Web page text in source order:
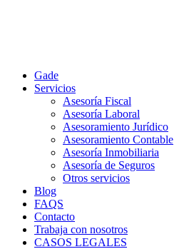
Gade
Servicios
Asesoría Fiscal
Asesoría Laboral
Asesoramiento Jurídico
Asesoramiento Contable
Asesoría Inmobiliaria
Asesoría de Seguros
Otros servicios
Blog
FAQS
Contacto
Trabaja con nosotros
CASOS LEGALES